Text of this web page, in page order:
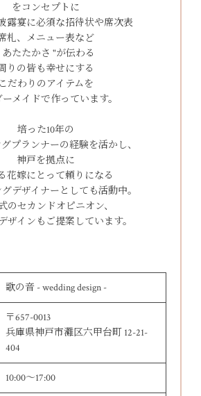
をコンセプトに
露宴に必須な招待状や席次表
札、メニュー表など
あたたかさ "が伝わる
りの皆も幸せにする
こだわりのアイテムを
メイドで作っています。
培った10年の
プランナーの経験を活かし、
神戸を拠点に
花嫁にとって頼りになる
デザイナーとしても活動中。
のセカンドオピニオン、
ザインもご提案しています。
歌の音 - wedding design -
〒657-0013
兵庫県神戸市灘区六甲台町 12-21-
404
10:00～17:00